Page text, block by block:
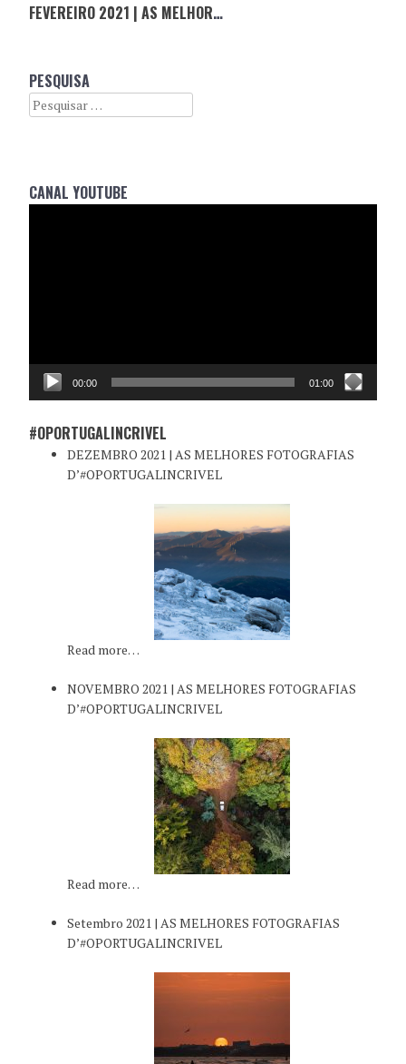
FEVEREIRO 2021 | AS MELHORES FOTOGRAFIAS D’#OPORTUGALINCRIVEL
PESQUISA
Search
CANAL YOUTUBE
00:00 01:00
#OPORTUGALINCRIVEL
DEZEMBRO 2021 | AS MELHORES FOTOGRAFIAS
D’#OPORTUGALINCRIVEL
Read more…
NOVEMBRO 2021 | AS MELHORES FOTOGRAFIAS
D’#OPORTUGALINCRIVEL
Read more…
Setembro 2021 | AS MELHORES FOTOGRAFIAS
D’#OPORTUGALINCRIVEL